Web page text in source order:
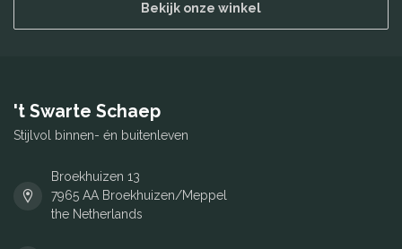
Bekijk onze winkel
't Swarte Schaep
Stijlvol binnen- én buitenleven
Broekhuizen 13
7965 AA Broekhuizen/Meppel
the Netherlands